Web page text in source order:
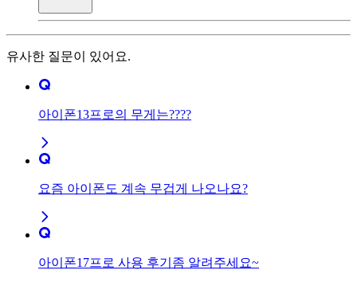
유사한 질문이 있어요.
아이폰13프로의 무게는????
요즘 아이폰도 계속 무겁게 나오나요?
아이폰17프로 사용 후기좀 알려주세요~